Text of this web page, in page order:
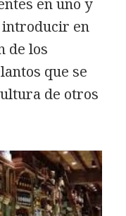
en uno y
introducir en
de los
que se
de otros